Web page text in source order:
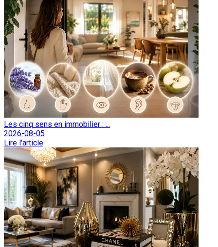
Les cinq sens en immobilier : ...
2026-08-05
Lire l'article